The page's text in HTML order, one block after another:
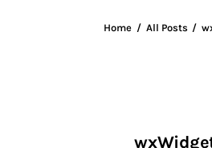
Home All Posts